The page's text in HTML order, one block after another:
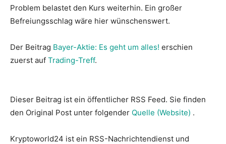
Problem belastet den Kurs weiterhin. Ein großer
Befreiungsschlag wäre hier wünschenswert.
Der Beitrag Bayer-Aktie: Es geht um alles! erschien
zuerst auf Trading-Treff.
Dieser Beitrag ist ein öffentlicher RSS Feed. Sie finden
den Original Post unter folgender Quelle (Website) .
Kryptoworld24 ist ein RSS-Nachrichtendienst und